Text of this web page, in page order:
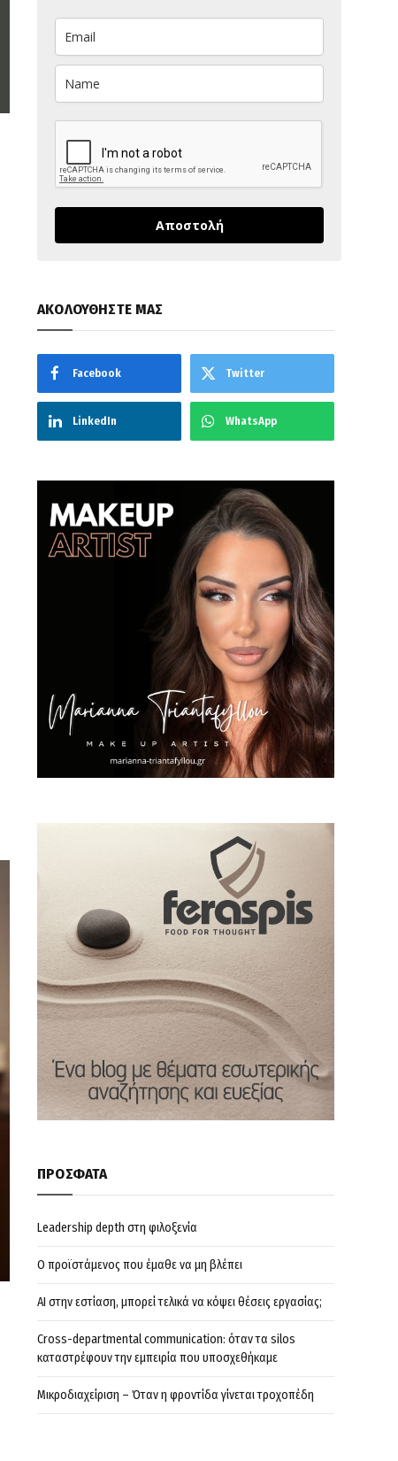
Αποστολή
ΑΚΟΛΟΥΘΗΣΤΕ ΜΑΣ
Facebook Twitter
LinkedIn WhatsApp
ΠΡΟΣΦΑΤΑ
Leadership depth στη φιλοξενία
Ο προϊστάμενος που έμαθε να μη βλέπει
AI στην εστίαση, μπορεί τελικά να κόψει θέσεις εργασίας;
Cross-departmental communication: όταν τα silos
καταστρέφουν την εμπειρία που υποσχεθήκαμε
Μικροδιαχείριση – Όταν η φροντίδα γίνεται τροχοπέδη